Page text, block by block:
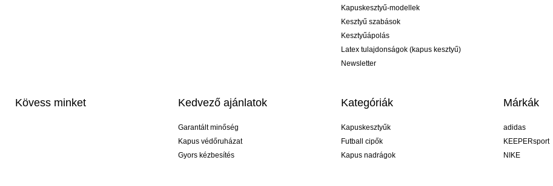
Kapuskesztyű-modellek
Kesztyű szabások
Kesztyűápolás
Latex tulajdonságok (kapus kesztyű)
Newsletter
Kövess minket Kedvező ajánlatok
Garantált minőség
Kapus védőruházat
Gyors kézbesítés
Kategóriák
Kapuskesztyűk
Futball cipők
Kapus nadrágok
Márkák
adidas
KEEPERsport
NIKE